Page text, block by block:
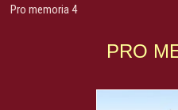
Pro memoria 4
PRO